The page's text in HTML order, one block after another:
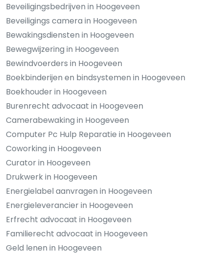
Beveiligingsbedrijven in Hoogeveen
Beveiligings camera in Hoogeveen
Bewakingsdiensten in Hoogeveen
Bewegwijzering in Hoogeveen
Bewindvoerders in Hoogeveen
Boekbinderijen en bindsystemen in Hoogeveen
Boekhouder in Hoogeveen
Burenrecht advocaat in Hoogeveen
Camerabewaking in Hoogeveen
Computer Pc Hulp Reparatie in Hoogeveen
Coworking in Hoogeveen
Curator in Hoogeveen
Drukwerk in Hoogeveen
Energielabel aanvragen in Hoogeveen
Energieleverancier in Hoogeveen
Erfrecht advocaat in Hoogeveen
Familierecht advocaat in Hoogeveen
Geld lenen in Hoogeveen